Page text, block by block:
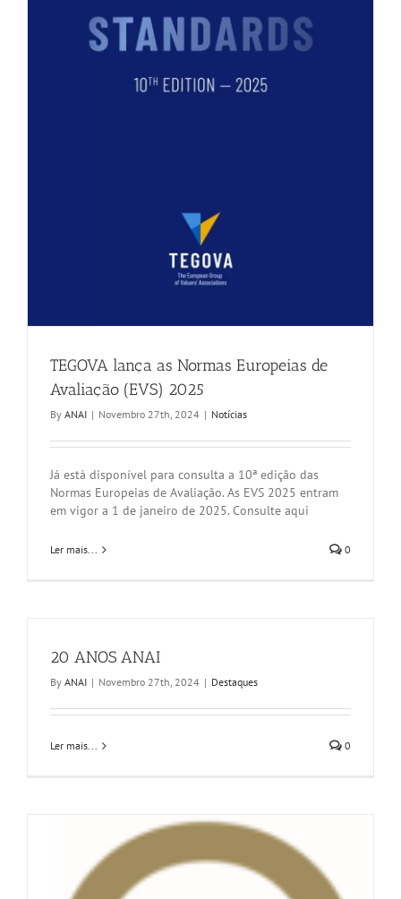
TEGOVA lança as Normas Europeias de
Avaliação (EVS) 2025
By ANAI | Novembro 27th, 2024 | Notícias
Já está disponível para consulta a 10ª edição das
Normas Europeias de Avaliação. As EVS 2025 entram
em vigor a 1 de janeiro de 2025. Consulte aqui
Ler mais... 0
20 ANOS ANAI
By ANAI | Novembro 27th, 2024 | Destaques
Ler mais... 0